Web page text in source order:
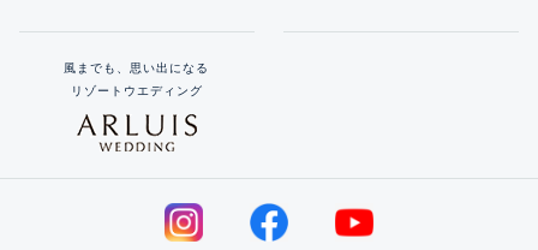
風までも、思い出になる
リゾートウエディング